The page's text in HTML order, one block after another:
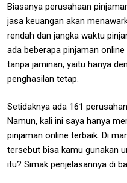
Biasanya perusahaan
jasa keuangan akan
rendah dan jangka waktu
ada beberapa pinjaman
tanpa jaminan, yaitu hanya
penghasilan tetap.
Setidaknya ada 161
Namun, kali ini saya hanya
pinjaman online terbaik. Di
tersebut bisa kamu gunakan
itu? Simak penjelasannya di